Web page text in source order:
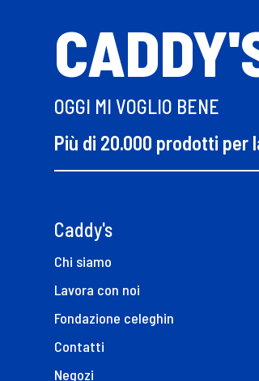
OGGI MI VOGLIO BENE
Più di 20.000 prodotti per
Caddy's
Chi siamo
Lavora con noi
Fondazione celeghin
Contatti
Negozi